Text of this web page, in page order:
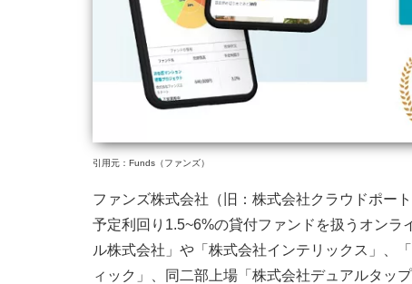
引用元：Funds（ファンズ）
ファンズ株式会社（旧：株式会社クラウドポー
予定利回り1.5~6%の貸付ファンドを扱うオン
ル株式会社」や「株式会社インテリックス」、
ィック」、同二部上場「株式会社デュアルタッ